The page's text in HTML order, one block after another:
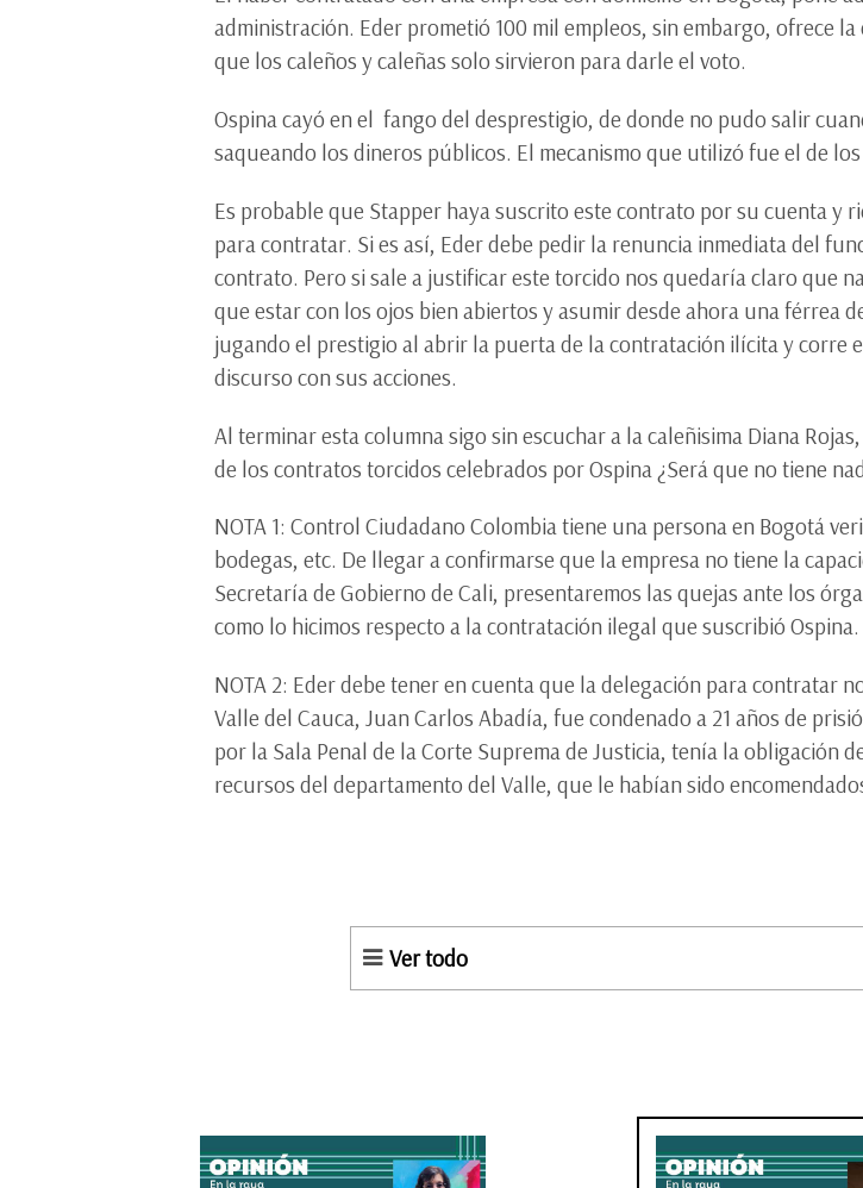
administración. Eder prometió 100 mil empleos, sin embargo, ofrece
que los caleños y caleñas solo sirvieron para darle el voto.
Ospina cayó en el fango del desprestigio, de donde no pudo salir
saqueando los dineros públicos. El mecanismo que utilizó fue el de
Es probable que Stapper haya suscrito este contrato por su cuenta y
para contratar. Si es así, Eder debe pedir la renuncia inmediata del
contrato. Pero si sale a justificar este torcido nos quedaría claro que
que estar con los ojos bien abiertos y asumir desde ahora una férrea
jugando el prestigio al abrir la puerta de la contratación ilícita y corre
discurso con sus acciones.
Al terminar esta columna sigo sin escuchar a la caleñisima Diana
de los contratos torcidos celebrados por Ospina ¿Será que no tiene
NOTA 1: Control Ciudadano Colombia tiene una persona en Bogotá
bodegas, etc. De llegar a confirmarse que la empresa no tiene la
Secretaría de Gobierno de Cali, presentaremos las quejas ante los
como lo hicimos respecto a la contratación ilegal que suscribió Ospina.
NOTA 2: Eder debe tener en cuenta que la delegación para contratar
Valle del Cauca, Juan Carlos Abadía, fue condenado a 21 años de
por la Sala Penal de la Corte Suprema de Justicia, tenía la obligación
recursos del departamento del Valle, que le habían sido
Ver todo